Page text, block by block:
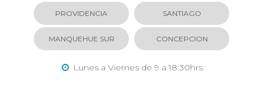
PROVIDENCIA SANTIAGO
MANQUEHUE SUR CONCEPCION
Lunes a Viernes de 9 a 18:30hrs.